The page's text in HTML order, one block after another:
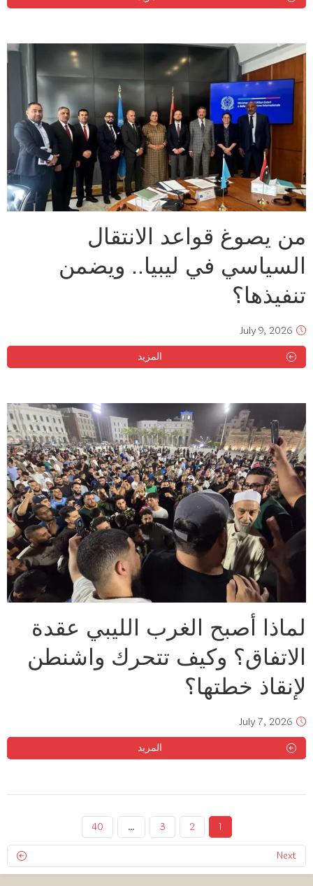
من يصوغ قواعد الانتقال
السياسي في ليبيا.. ويضمن
تنفيذها؟
July 9, 2026
المزيد
لماذا أصبح الغرب الليبي عقدة
الاتفاق؟ وكيف تتحرك واشنطن
لإنقاذ خطتها؟
July 7, 2026
المزيد
1
2
3
…
40
Next